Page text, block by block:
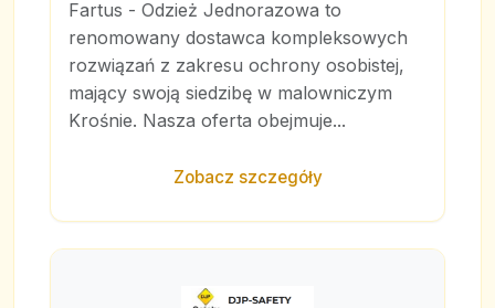
Fartus - Odzież Jednorazowa to
renomowany dostawca kompleksowych
rozwiązań z zakresu ochrony osobistej,
mający swoją siedzibę w malowniczym
Krośnie. Nasza oferta obejmuje...
Zobacz szczegóły